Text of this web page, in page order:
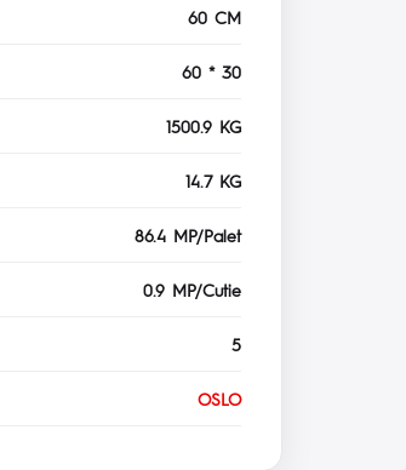
60 CM
60 * 30
1500.9 KG
14.7 KG
86.4 MP/Palet
0.9 MP/Cutie
5
OSLO